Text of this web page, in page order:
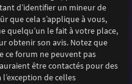
d’identifier un mineur de
que cela s’applique à vous,
quelqu’un le fait à votre place,
obtenir son avis. Notez que
ce forum ne peuvent pas
être contactés pour des
de celles